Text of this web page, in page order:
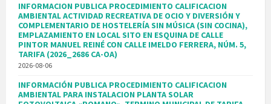
INFORMACION PUBLICA PROCEDIMIENTO CALIFICACION
AMBIENTAL ACTIVIDAD RECREATIVA DE OCIO Y DIVERSIÓN Y
COMPLEMENTARIO DE HOSTELERÍA SIN MÚSICA (SIN COCINA),
EMPLAZAMIENTO EN LOCAL SITO EN ESQUINA DE CALLE
PINTOR MANUEL REINÉ CON CALLE IMELDO FERRERA, NÚM. 5,
TARIFA (2026_2686 CA-OA)
2026-08-06
INFORMACIÓN PUBLICA PROCEDIMIENTO CALIFICACION
AMBIENTAL PARA INSTALACION PLANTA SOLAR